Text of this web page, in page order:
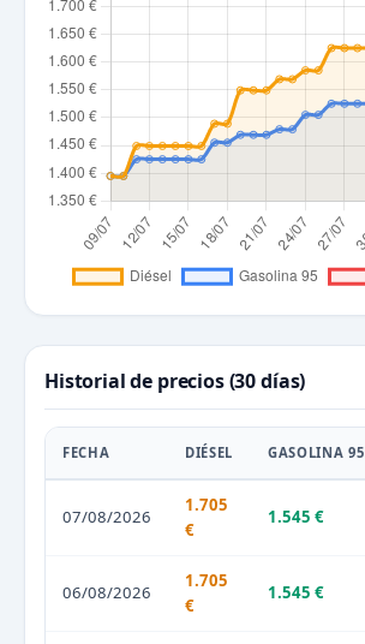
Historial de precios (30 días)
FECHA DIÉSEL GASOLINA 95
07/08/2026
1.705
€
1.545 €
06/08/2026
1.705
€
1.545 €